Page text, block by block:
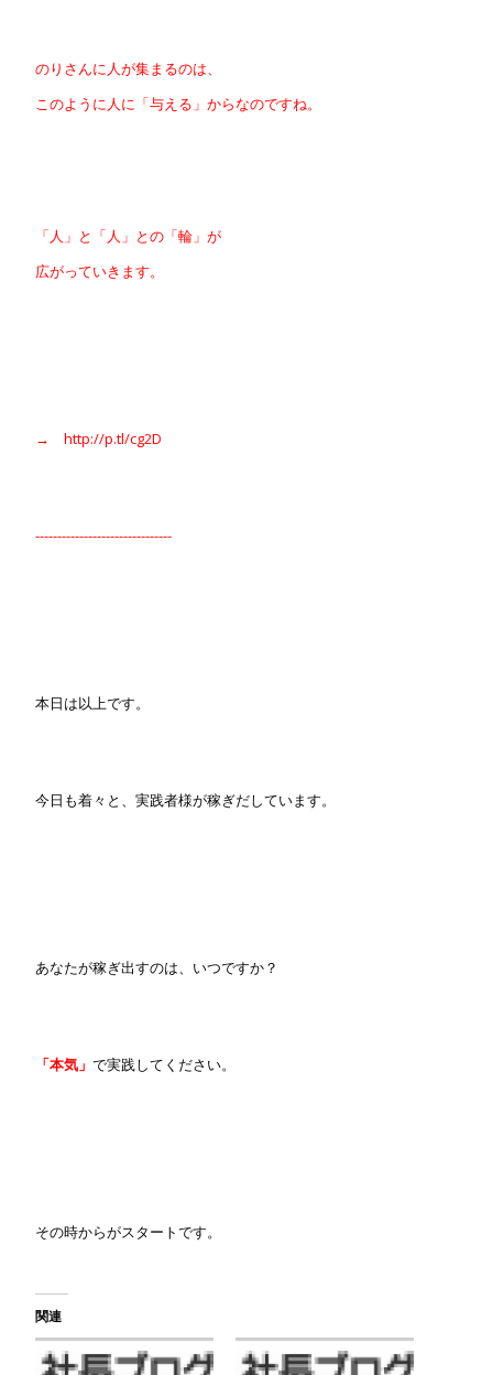
のりさんに人が集まるのは、
このように人に「与える」からなのですね。
「人」と「人」との「輪」が
広がっていきます。
→ http://p.tl/cg2D
-------------------------------
本日は以上です。
今日も着々と、実践者様が稼ぎだしています。
あなたが稼ぎ出すのは、いつですか？
「本気」 で実践してください。
その時からがスタートです。
関連